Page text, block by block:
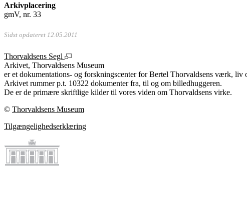
Arkivplacering
gmV, nr. 33
Sidst opdateret 12.05.2011
Thorvaldsens Segl
Arkivet, Thorvaldsens Museum
er et dokumentations- og forskningscenter for Bertel Thorvaldsens værk, liv
Arkivet rummer p.t. 10322 dokumenter fra, til og om billedhuggeren.
De er de primære skriftlige kilder til vores viden om Thorvaldsens virke.
© Thorvaldsens Museum
Tilgængelighedserklæring